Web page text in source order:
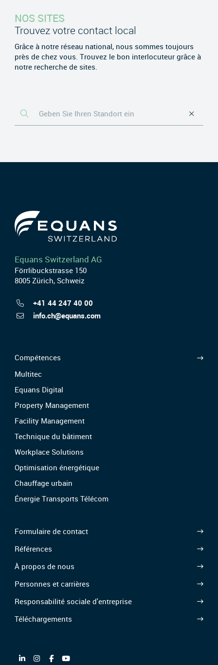
NOS SITES
Trouvez votre contact local
Grâce à notre réseau national, nous sommes toujours
près de chez vous. Trouvez le bon interlocuteur grâce à
notre recherche de sites.
Equans Switzerland AG
Förrlibuckstrasse 150
8005 Zürich, Schweiz
+41 44 247 40 00
info.ch@equans.com
Compétences
Multitec
Equans Digital
Property Management
Facility Management
Technique du bâtiment
Workplace Solutions
Optimisation énergétique
Chauffage urbain
Énergie Transports Télécom
Formulaire de contact
Références
À propos de nous
Personnes et carrières
Responsabilité sociale d'entreprise
Téléchargements